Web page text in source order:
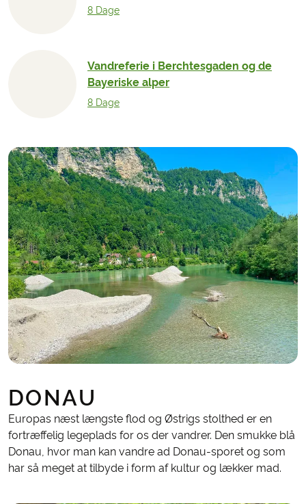
8 Dage
Vandreferie i Berchtesgaden og de
Bayeriske alper
8 Dage
DONAU
Europas næst længste flod og Østrigs stolthed er en
fortræffelig legeplads for os der vandrer. Den smukke blå
Donau, hvor man kan vandre ad Donau-sporet og som
har så meget at tilbyde i form af kultur og lækker mad.